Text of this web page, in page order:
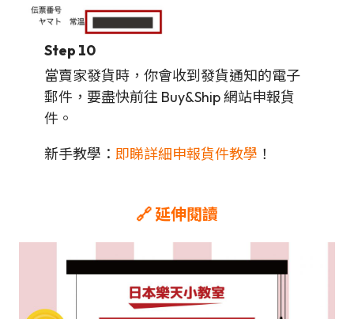
Step 10
當賣家發貨時，你會收到發貨通知的電子
郵件，要盡快前往 Buy&Ship 網站申報貨
件。
新手教學： 即睇詳細申報貨件教學 ！
🔗 延伸閱讀